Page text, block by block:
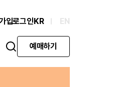
입로그인KR EN
예매하기